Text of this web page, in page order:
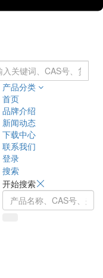
产品分类
首页
品牌介绍
新闻动态
下载中心
联系我们
登录
搜索
开始搜索